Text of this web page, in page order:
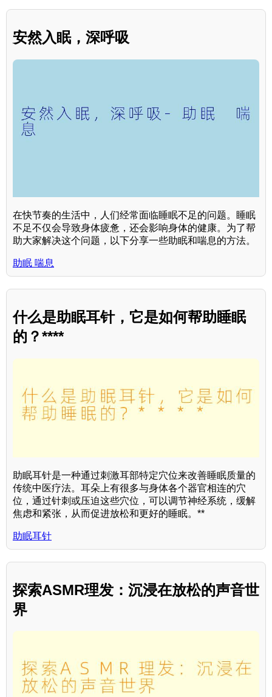
安然入眠，深呼吸
在快节奏的生活中，人们经常面临睡眠不足的问题。睡眠
不足不仅会导致身体疲惫，还会影响身体的健康。为了帮
助大家解决这个问题，以下分享一些助眠和喘息的方法。
助眠 喘息
什么是助眠耳针，它是如何帮助睡眠
的？****
助眠耳针是一种通过刺激耳部特定穴位来改善睡眠质量的
传统中医疗法。耳朵上有很多与身体各个器官相连的穴
位，通过针刺或压迫这些穴位，可以调节神经系统，缓解
焦虑和紧张，从而促进放松和更好的睡眠。**
助眠耳针
探索ASMR理发：沉浸在放松的声音世
界